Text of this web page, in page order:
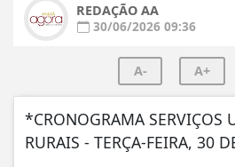
REDAÇÃO AA
30/06/2026 09:36
A- A+
*CRONOGRAMA SERVIÇOS
RURAIS - TERÇA-FEIRA, 30